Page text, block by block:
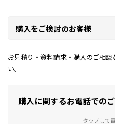
購入をご検討のお客様
お見積り・資料請求・購入のご相
い。
購入に関するお電話での